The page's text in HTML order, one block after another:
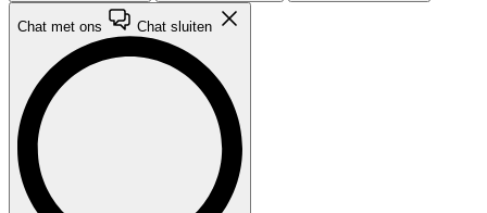
Chat met ons Chat sluiten